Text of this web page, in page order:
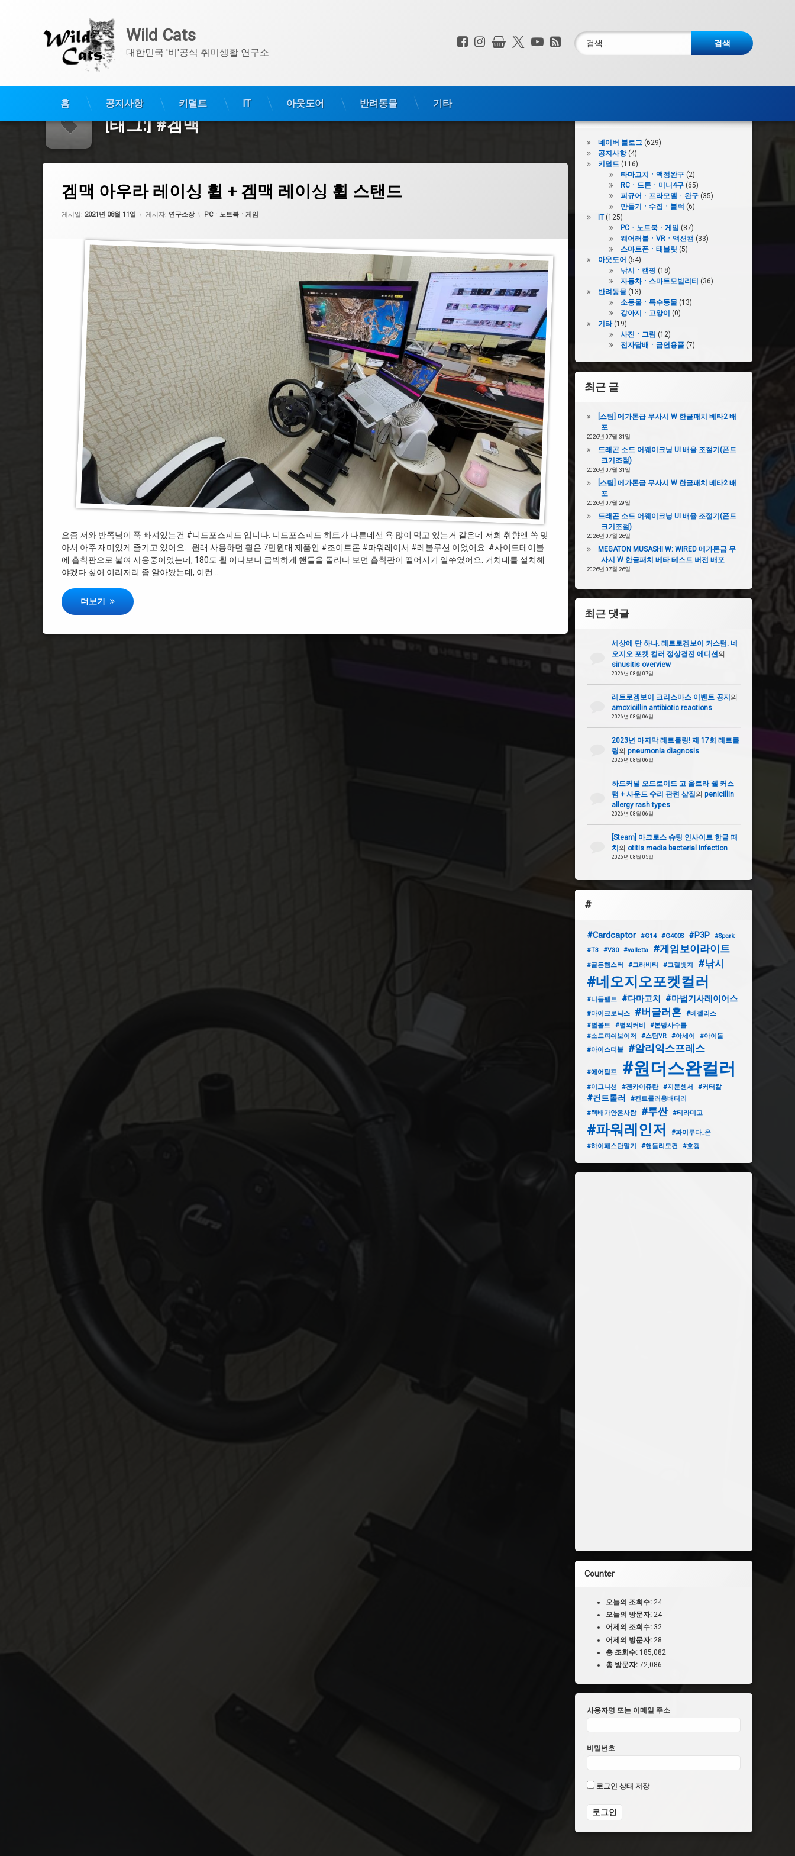
콘
Wild Cats
대한민국 '비'공식 취미생활 연구소 전화 :
페이스북
인스타그램
상점 X.com
YouTube
RSS검색:
홈 공지사항 키덜트 IT 아웃도어 반려동물 기타
[태그:]#겜맥
겜맥 아우라 레이싱 휠 + 겜맥 레이싱 휠 스탠드
게시일: 2021년 08월 11일
업데이트 날짜: 2021년 08월 19일
게시자: 연구소장 카테고리:
PCㆍ노트북ㆍ게임
요즘 저와 반쪽님이 푹 빠져있는건 #니드포스피드 입니다. 니드포스피드 히트가 다른데선 욕 많이 먹고 있는거 같은데 저희 취향엔 쏙 맞
아서 아주 재미있게 즐기고 있어요. 원래 사용하던 휠은 7만원대 제품인 #조이트론 #파워레이서 #레볼루션 이었어요. #사이드테이블
에 흡착판으로 붙여 사용중이었는데, 180도 휠 이다보니 급박하게 핸들을 돌리다 보면 흡착판이 떨어지기 일쑤였어요. 거치대를 설치해
야겠다 싶어 이리저리 좀 알아봤는데, 이런 …
겜맥 아우라 레이싱 휠 + 겜맥 레이싱 휠 스탠드
더보기
#니드포스피드
#파워레이서
#사이드테이블
#레이싱휠
#알파스캔
#XOutput
#조이트론
#버튼리맵핑
네이버 블로그(629)
공지사항(4)
키덜트(116)
타마고치ㆍ액정완구(2)
RCㆍ드론ㆍ미니4구(65)
피규어ㆍ프라모델ㆍ완구(35)
만들기ㆍ수집ㆍ블럭 (6)
IT(125)
PCㆍ노트북ㆍ게임 (87)
웨어러블ㆍVRㆍ액션캠 (33)
스마트폰ㆍ태블릿 (5)
아웃도어 (54)
낚시ㆍ캠핑 (18)
자동차ㆍ스마트모빌리티 (36)
반려동물(13)
소동물ㆍ특수동물(13)
강아지ㆍ고양이
(0)
기타(19)
사진ㆍ그림 (12)
전자담배ㆍ금연용품(7)
최근 글
[스팀] 메가톤급 무사시 W 한글패치 베타2 배
포
2026년 07월 31일
드래곤 소드 어웨이크닝 UI 배율 조절기(폰트
크기조절)
2026년 07월 31일
[스팀] 메가톤급 무사시 W 한글패치 베타2 배
포
2026년 07월 29일
드래곤 소드 어웨이크닝 UI 배율 조절기(폰트
크기조절)
2026년 07월 26일
MEGATON MUSASHI W: WIRED 메가톤급 무
사시 W 한글패치 베타 테스트 버전 배포
2026년 07월 26일
최근 댓글
세상에 단 하나. 레트로겜보이 커스텀. 네
오지오 포켓 컬러 정상결전 에디션의
sinusitis overview
2026년 08월 07일
레트로겜보이 크리스마스 이벤트 공지의
amoxicillin antibiotic reactions
2026년 08월 06일
2023년 마지막 레트롤링! 제 17회 레트롤
링의 pneumonia diagnosis
2026년 08월 06일
하드커널 오드로이드 고 울트라 쉘 커스
텀 + 사운드 수리 관련 삽질의 penicillin
allergy rash types
2026년 08월 06일
[Steam] 마크로스 슈팅 인사이트 한글 패
치의 otitis media bacterial infection
2026년 08월 05일
#
#Cardcaptor #G14 #G400S #P3P
#Spark
#T3
#V30 #valletta #게임보이라이트
#골든햄스터 #그라비티 #그릴뱃지 #낚시
#네오지오포켓컬러
#니들펠트 #다마고치 #마법기사레이어스
#마이크로닉스 #버글러혼
#베젤리스
#별볼트
#별의커비
#본방사수를
#소드피쉬보이저
#스팀VR #아세이
#아이돌
#아이스더블
#알리익스프레스
#에어펌프 #원더스완컬러
#이그니션 #젠카이쥬란 #지문센서 #커터칼
#컨트롤러
#컨트롤러용배터리
#택배가안온사람
#투싼 #티라미고
#파워레인저
#파이루다_온
#하이패스단말기
#핸들리모컨 #호갱
Counter
오늘의 조회수: 24
오늘의 방문자: 24
어제의 조회수: 32
어제의 방문자: 28
총 조회수: 185,082
총 방문자: 72,086
사용자명 또는 이메일 주소
비밀번호
로그인 상태 저장